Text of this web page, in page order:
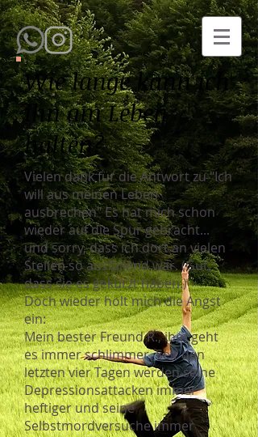
Wie lange kann ich
ihn am Leben
halten?
Vielen dank für die Antwort zu "Ich
will aus meinen Leben
ausbrechen" Es hat mich schon
wieder auf die Spur gebracht...
und sorry, dass ich dort an vielen
Stellen so ausfallend war. (Gut,
dass sie es gekürzt haben.)
Doch wieder holt mich die Angst
ein:
Mein bester Freund R., ihm geht
es immer schlimmer. Seit den
letzten vier Tagen werden seine
Depressionsattacken immer
heftiger und seine
Selbstmordversuche immer